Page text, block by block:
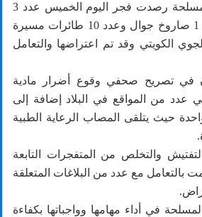
العطوان إن القوات المسلحة رصدت فجر اليوم الخميس عدد 3
صواريخ باليستية وعدد 1 صاروخ جوال وعدد 10 طائرات مسيرة
الكويتي وقد تم اعتراضها والتعامل
في تصريح صحفي وقوع أضرار مادية
عدد من المواقع في البلاد إضافة إلى
حيث يتلقى المصاب الرعاية الطبية
والتخلص من المتفجرات التابعة
بالتعامل مع عدد من البلاغات المتعلقة
في أداء مهامها وواجباتها بكفاءة